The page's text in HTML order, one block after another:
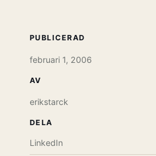
PUBLICERAD
februari 1, 2006
AV
erikstarck
DELA
LinkedIn